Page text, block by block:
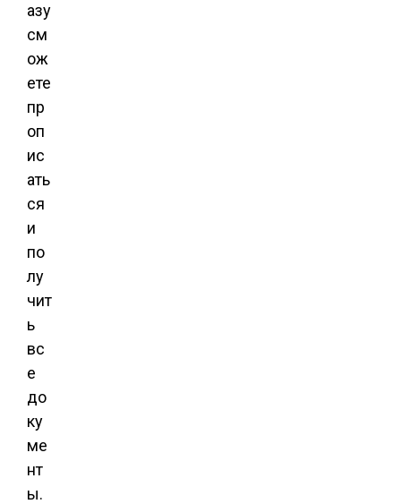
азу
см
ож
ете
пр
оп
ис
ать
ся
и
по
лу
чит
ь
вс
е
до
ку
ме
нт
ы.